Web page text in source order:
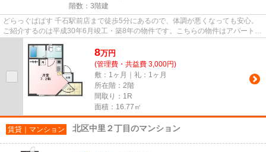
階数：3階建
どらっぐぱぱす 千石駅前店まで徒歩5分にあるので、体調が悪くなっても安心。
ご紹介するのは平成30年6月竣工・築8年の物件です。こちらの物件はアパートで
8万円
(管理費・共益費 3,000円)
敷：1ヶ月｜礼：1ヶ月
所在階：2階
間取り：1R
面積：16.77㎡
賃貸｜マンション 北区中里２丁目のマンション